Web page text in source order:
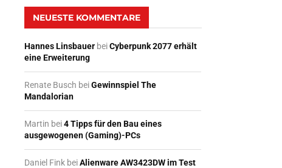
NEUESTE KOMMENTARE
Hannes Linsbauer beiCyberpunk 2077 erhält
eine Erweiterung
Renate Busch beiGewinnspiel The
Mandalorian
Martin bei4 Tipps für den Bau eines
ausgewogenen (Gaming)-PCs
Daniel Fink beiAlienware AW3423DW im Test